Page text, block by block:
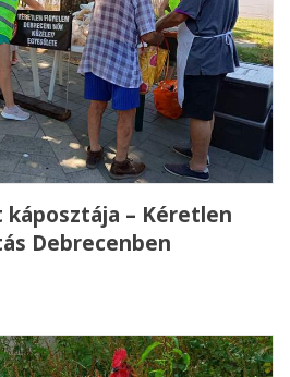
– Kéretlen
Debrecenben